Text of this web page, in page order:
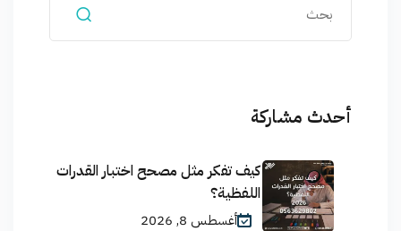
أحدث مشاركة
كيف تفكر مثل مصحح اختبار القدرات
اللفظية؟
أغسطس 8, 2026